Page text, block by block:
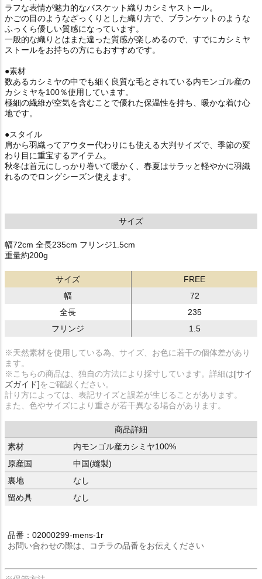
ラフな表情が魅力的なバスケット織りカシミヤストール。
かごの目のようなざっくりとした織り方で、ブランケットのような
ふっくら優しい質感になっています。
一般的な織りとはまた違った質感が楽しめるので、すでにカシミヤ
ストールをお持ちの方にもおすすめです。
●素材
数あるカシミヤの中でも細く良質な毛とされている内モンゴル産の
カシミヤを100％使用しています。
極細の繊維が空気を含むことで優れた保温性を持ち、暖かな着け心
地です。
●スタイル
肩から羽織ってアウター代わりにも使える大判サイズで、季節の変
わり目に重宝するアイテム。
秋冬は首元にしっかり巻いて暖かく、春夏はサラッと軽やかに羽織
れるのでロングシーズン使えます。
サイズ
幅72cm 全長235cm フリンジ1.5cm
重量約200g
サイズ
FREE
幅
72
全長
235
フリンジ
1.5
※天然素材を使用している為、サイズ、お色に若干の個体差があり
ます。
※こちらの商品は、独自の方法により採寸しています。詳細は[サイ
ズガイド]をご確認ください。
計り方によっては、表記サイズと誤差が生じることがあります。
また、色やサイズにより重さが若干異なる場合があります。
商品詳細
素材
内モンゴル産カシミヤ100%
原産国
中国(縫製)
裏地
なし
留め具
なし
品番：02000299-mens-1r
お問い合わせの際は、コチラの品番をお伝えください